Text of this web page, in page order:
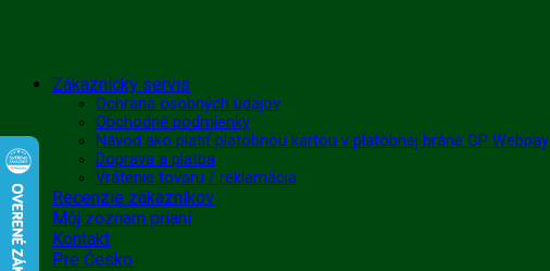
Skip
Zákaznícky servis
Ochrana osobných údajov
Obchodné podmienky
Návod ako platiť platobnou kartou v platobnej bráne GP Webpay
Doprava a platba
Vrátenie tovaru / reklamácia
Recenzie zákazníkov
Môj zoznam prianí
Kontakt
Pre Česko